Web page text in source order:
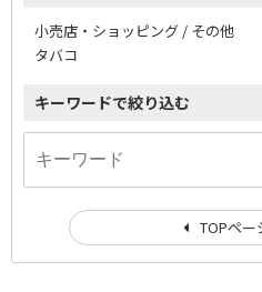
小売店・ショッピング / その他
タバコ
キーワードで絞り込む
TOPペー